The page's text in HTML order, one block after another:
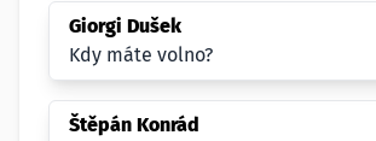
Giorgi Dušek
Kdy máte volno?
Štěpán Konrád